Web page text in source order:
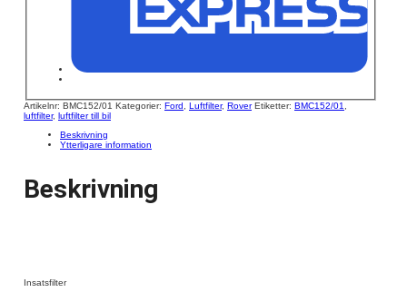
Artikelnr: BMC152/01 Kategorier: Ford Luftfilter, Rover Etiketter: BMC152/01
luftfilter, luftfilter till bil
Beskrivning
Ytterligare information
Beskrivning
Insatsfilter